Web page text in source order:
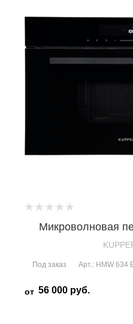
Микроволновая
Под заказ Арт.: HMW 634
от 56 000 руб.